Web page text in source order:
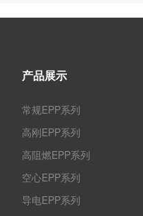
产品展示
常规EPP系列
高刚EPP系列
高阻燃EPP系列
空心EPP系列
导电EPP系列